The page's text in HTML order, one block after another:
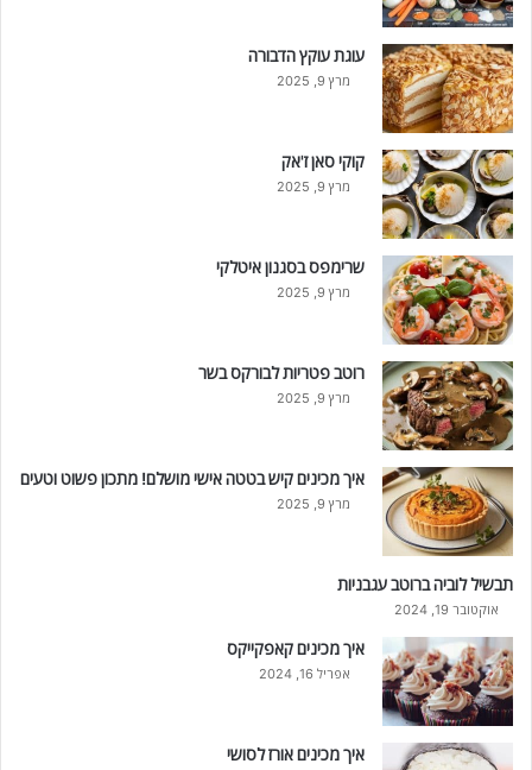
עוגת עוקץ הדבורה
מרץ 9, 2025
קוקי סאן ז'אק
מרץ 9, 2025
שרימפס בסגנון איטלקי
מרץ 9, 2025
רוטב פטריות לבורקס בשר
מרץ 9, 2025
איך מכינים קיש בטטה אישי מושלם! מתכון פשוט וטעים
מרץ 9, 2025
תבשיל לוביה ברוטב עגבניות
אוקטובר 19, 2024
איך מכינים קאפקייקס
אפריל 16, 2024
איך מכינים אורז לסושי